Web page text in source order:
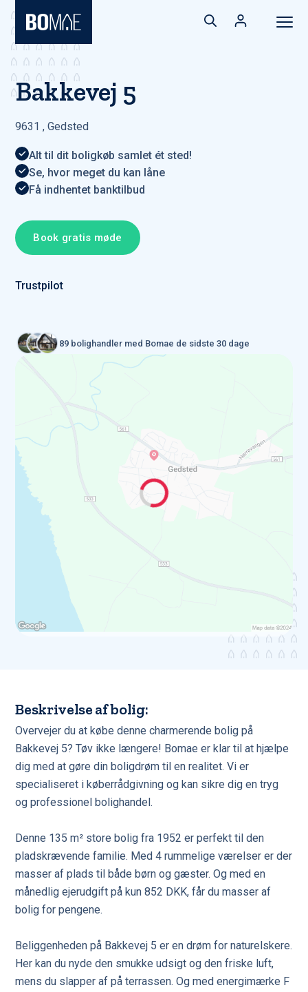
Bakkevej 5
9631 ,Gedsted
Alt til dit boligkøb samlet ét sted!
Se, hvor meget du kan låne
Få indhentet banktilbud
Book gratis møde
Trustpilot
89 bolighandler med Bomae de sidste 30 dage
Beskrivelse af bolig:
Overvejer du at købe denne charmerende bolig på
Bakkevej 5? Tøv ikke længere! Bomae er klar til at hjælpe
dig med at gøre din boligdrøm til en realitet. Vi er
specialiseret i køberrådgivning og kan sikre dig en tryg
og professionel bolighandel.
Denne 135 m² store bolig fra 1952 er perfekt til den
pladskrævende familie. Med 4 rummelige værelser er der
masser af plads til både børn og gæster. Og med en
månedlig ejerudgift på kun 852 DKK, får du masser af
bolig for pengene.
Beliggenheden på Bakkevej 5 er en drøm for naturelskere.
Her kan du nyde den smukke udsigt og den friske luft,
mens du slapper af på terrassen. Og med energimærke F